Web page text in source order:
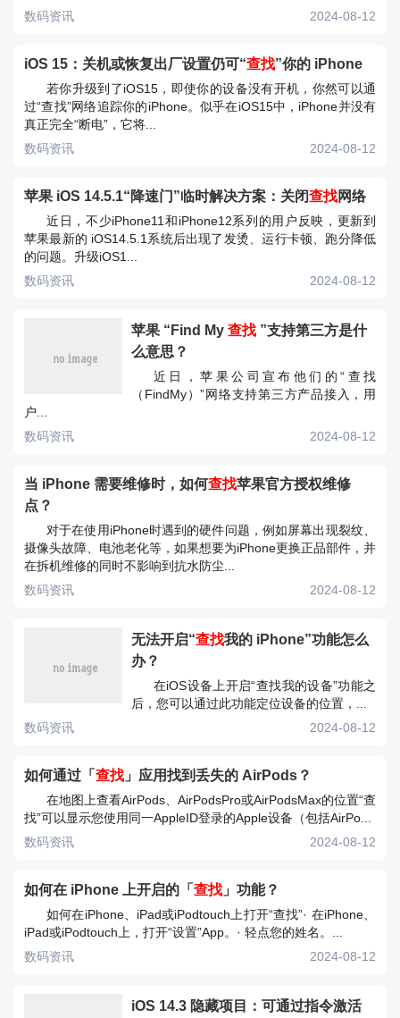
数码资讯
2024-08-12
iOS 15：关机或恢复出厂设置仍可“查找”你的 iPhone
若你升级到了iOS15，即使你的设备没有开机，你然可以通
过“查找”网络追踪你的iPhone。似乎在iOS15中，iPhone并没有
真正完全“断电”，它将...
数码资讯
2024-08-12
苹果 iOS 14.5.1“降速门”临时解决方案：关闭查找网络
近日，不少iPhone11和iPhone12系列的用户反映，更新到
苹果最新的 iOS14.5.1系统后出现了发烫、运行卡顿、跑分降低
的问题。升级iOS1...
数码资讯
2024-08-12
苹果 “Find My 查找 ”支持第三方是什
么意思？
近日，苹果公司宣布他们的“查找
（FindMy）”网络支持第三方产品接入，用
户...
数码资讯
2024-08-12
当 iPhone 需要维修时，如何查找苹果官方授权维修
点？
对于在使用iPhone时遇到的硬件问题，例如屏幕出现裂纹、
摄像头故障、电池老化等，如果想要为iPhone更换正品部件，并
在拆机维修的同时不影响到抗水防尘...
数码资讯
2024-08-12
无法开启“查找我的 iPhone”功能怎么
办？
在iOS设备上开启“查找我的设备”功能之
后，您可以通过此功能定位设备的位置，...
数码资讯
2024-08-12
如何通过「 查找 」应用找到丢失的 AirPods？
在地图上查看AirPods、AirPodsPro或AirPodsMax的位置“查
找”可以显示您使用同一AppleID登录的Apple设备（包括AirPo...
数码资讯
2024-08-12
如何在 iPhone 上开启的「 查找 」功能？
如何在iPhone、iPad或iPodtouch上打开“查找”· 在iPhone、
iPad或iPodtouch上，打开“设置”App。· 轻点您的姓名。...
数码资讯
2024-08-12
iOS 14.3 隐藏项目：可通过指令激活